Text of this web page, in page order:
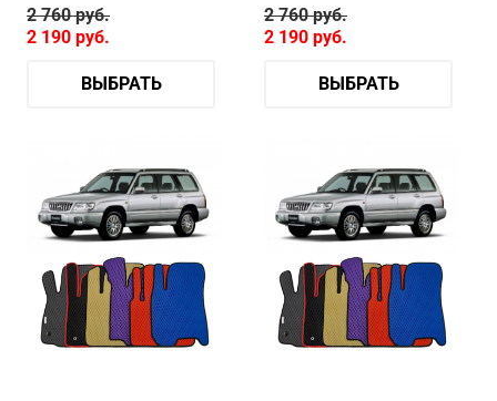
2 760руб.
2 190 руб.
ВЫБРАТЬ
2 760руб.
2 190 руб.
ВЫБРАТЬ